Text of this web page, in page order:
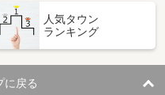
人気タウン
ランキング
に戻る